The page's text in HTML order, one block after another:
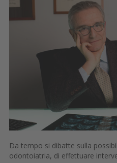
Da tempo si dibatte sulla
odontoiatria, di effettuare